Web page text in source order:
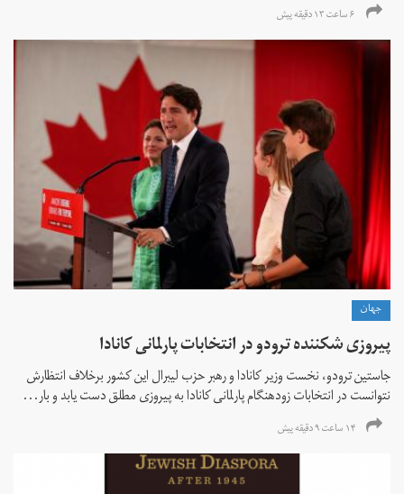
۶ ساعت ۱۳ دقیقه پیش
جهان
پیروزی شکننده ترودو در انتخابات پارلمانی کانادا
جاستین ترودو، نخست وزیر کانادا و رهبر حزب لیبرال این کشور برخلاف انتظارش
نتوانست در انتخابات زود‌هنگام پارلمانی کانادا به پیروزی مطلق دست یابد و بار...
۱۴ ساعت ۹ دقیقه پیش